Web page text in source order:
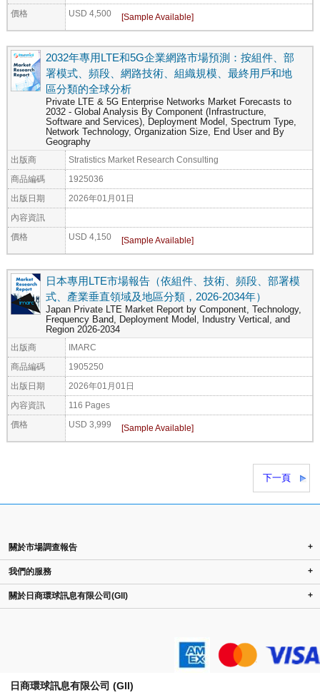
價格 USD 4,500
2032年專用LTE和5G企業網路市場預測：按組件、部
署模式、頻段、網路技術、組織規模、最終用戶和地
區分類的全球分析
Private LTE & 5G Enterprise Networks Market Forecasts to
2032 - Global Analysis By Component (Infrastructure,
Software and Services), Deployment Model, Spectrum Type,
Network Technology, Organization Size, End User and By
Geography
出版商 Stratistics Market Research Consulting
商品編碼 1925036
出版日期 2026年01月01日
內容資訊
價格 USD 4,150
日本專用LTE市場報告（依組件、技術、頻段、部署模
式、產業垂直領域及地區分類，2026-2034年）
Japan Private LTE Market Report by Component, Technology,
Frequency Band, Deployment Model, Industry Vertical, and
Region 2026-2034
出版商 IMARC
商品編碼 1905250
出版日期 2026年01月01日
內容資訊 116 Pages
價格 USD 3,999
下一頁
關於市場調查報告 +
我們的服務 +
關於日商環球訊息有限公司(GII) +
日商環球訊息有限公司 (GII)